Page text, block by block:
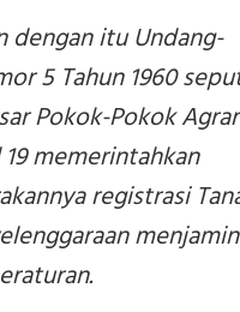
dengan itu Undang-
5 Tahun 1960
Pokok-Pokok
19 memerintahkan
registrasi
menjamin